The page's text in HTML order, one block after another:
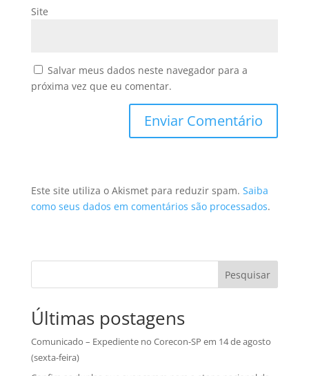
Site
Salvar meus dados neste navegador para a
próxima vez que eu comentar.
Este site utiliza o Akismet para reduzir spam. Saiba
como seus dados em comentários são processados.
Pesquisar
Últimas postagens
Comunicado – Expediente no Corecon-SP em 14 de agosto
(sexta-feira)